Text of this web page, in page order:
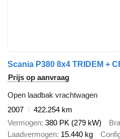
Prijs op aanvraag
Open laadbak vrachtwagen
2007
422.254 km
Vermogen 380 PK (279 kW)
Laadvermogen 15.440 kg